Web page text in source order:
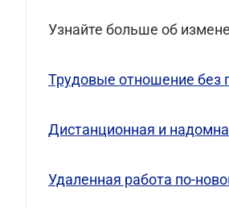
Узнайте больше об
Трудовые отношение без
Дистанционная и
Удаленная работа по-